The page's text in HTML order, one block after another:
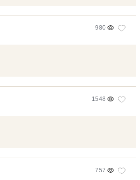
980
1548
757